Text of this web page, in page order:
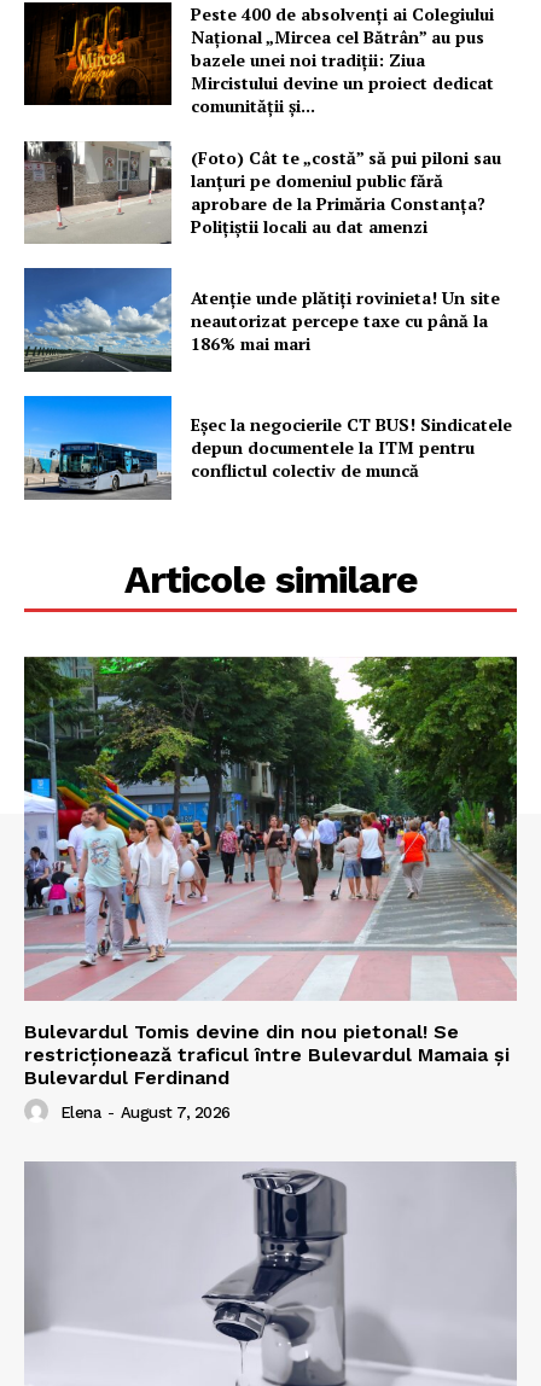
Peste 400 de absolvenți ai Colegiului
Național „Mircea cel Bătrân” au pus
bazele unei noi tradiții: Ziua
Mircistului devine un proiect dedicat
comunității și...
(Foto) Cât te „costă” să pui piloni sau
lanțuri pe domeniul public fără
aprobare de la Primăria Constanța?
Polițiștii locali au dat amenzi
Atenție unde plătiți rovinieta! Un site
neautorizat percepe taxe cu până la
186% mai mari
Eșec la negocierile CT BUS! Sindicatele
depun documentele la ITM pentru
conflictul colectiv de muncă
Articole similare
Bulevardul Tomis devine din nou pietonal! Se
restricționează traficul între Bulevardul Mamaia și
Bulevardul Ferdinand
Elena - August 7, 2026